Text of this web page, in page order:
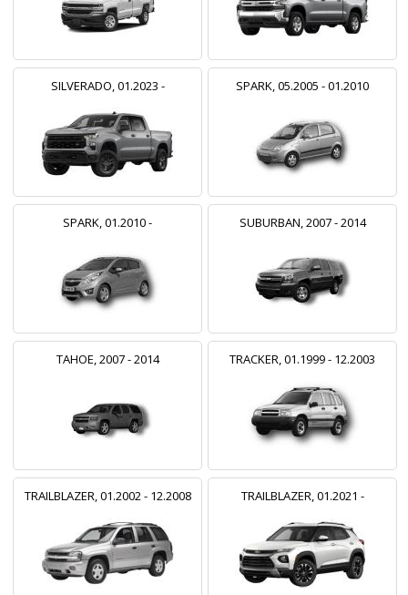
SILVERADO, 01.2023 - SPARK, 05.2005 - 01.2010
SPARK, 01.2010 - SUBURBAN, 2007 - 2014
TAHOE, 2007 - 2014 TRACKER, 01.1999 - 12.2003
TRAILBLAZER, 01.2002 - 12.2008 TRAILBLAZER, 01.2021 -